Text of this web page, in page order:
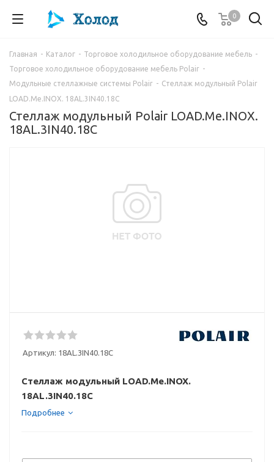
0
Главная - Каталог - Торговое холодильное оборудование мебель -
Торговое холодильное оборудование мебель Polair -
Модульные стеллажные системы Polair - Стеллаж модульный Polair
LOAD.Me.INOX. 18AL.3IN40.18C
Стеллаж модульный Polair LOAD.Me.INOX.
18AL.3IN40.18C
Артикул: 18AL.3IN40.18C
Стеллаж модульный LOAD.Me.INOX.
18AL.3IN40.18C
Подробнее